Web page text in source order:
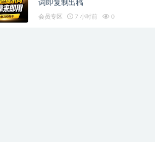
词即复制出稿
会员专区 7 小时前 0